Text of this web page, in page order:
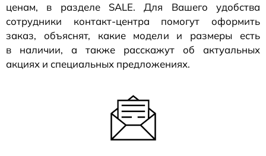
ценам, в разделе SALE. Для Вашего удобства
сотрудники контакт-центра помогут оформить
заказ, объяснят, какие модели и размеры есть
в наличии, а также расскажут об актуальных
акциях и специальных предложениях.